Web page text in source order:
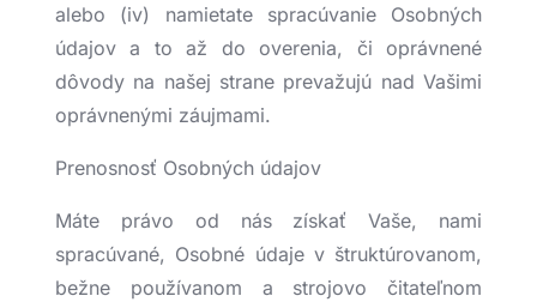
alebo (iv) namietate spracúvanie Osobných
údajov a to až do overenia, či oprávnené
dôvody na našej strane prevažujú nad Vašimi
oprávnenými záujmami.
Prenosnosť Osobných údajov
Máte právo od nás získať Vaše, nami
spracúvané, Osobné údaje v štruktúrovanom,
bežne používanom a strojovo čitateľnom